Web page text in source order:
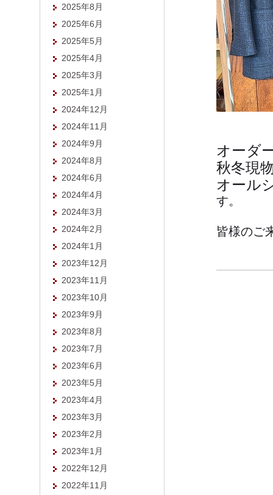
オーダ
秋冬現
オール
す。
皆様のご
2025年8月
2025年6月
2025年5月
2025年4月
2025年3月
2025年1月
2024年12月
2024年11月
2024年9月
2024年8月
2024年6月
2024年4月
2024年3月
2024年2月
2024年1月
2023年12月
2023年11月
2023年10月
2023年9月
2023年8月
2023年7月
2023年6月
2023年5月
2023年4月
2023年3月
2023年2月
2023年1月
2022年12月
2022年11月